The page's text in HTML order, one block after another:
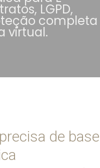
LGPD,
completa
virtual.
de base